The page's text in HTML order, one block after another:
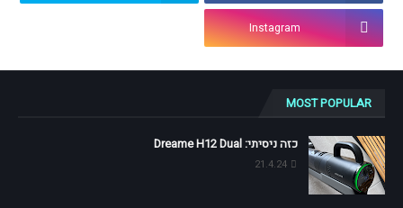
Instagram
MOST POPULAR
כזה ניסיתי: Dreame H12 Dual
21.4.24